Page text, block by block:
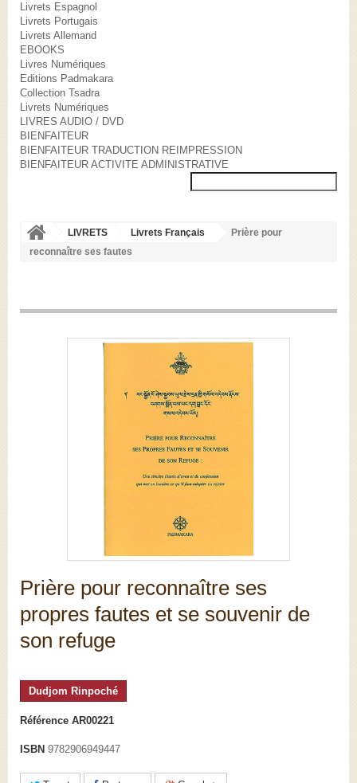
Livrets Espagnol
Livrets Portugais
Livrets Allemand
EBOOKS
Livres Numériques
Editions Padmakara
Collection Tsadra
Livrets Numériques
LIVRES AUDIO / DVD
BIENFAITEUR
BIENFAITEUR TRADUCTION REIMPRESSION
BIENFAITEUR ACTIVITE ADMINISTRATIVE
LIVRETS Livrets Français
Prière pour
reconnaître ses fautes
Prière pour reconnaître ses
propres fautes et se souvenir de
son refuge
Dudjom Rinpoché
Référence AR00221
ISBN 9782906949447